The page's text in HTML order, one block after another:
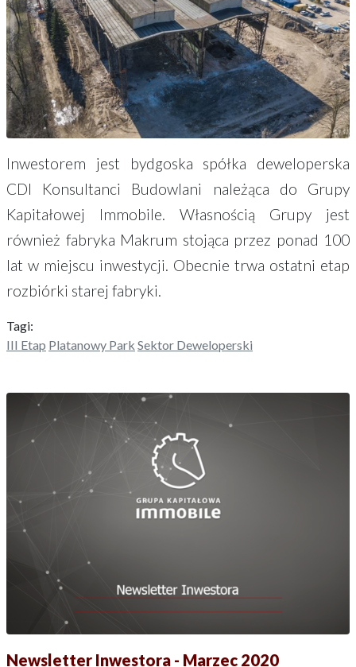
Inwestorem jest bydgoska spółka deweloperska
CDI Konsultanci Budowlani należąca do Grupy
Kapitałowej Immobile. Własnością Grupy jest
również fabryka Makrum stojąca przez ponad 100
lat w miejscu inwestycji. Obecnie trwa ostatni etap
rozbiórki starej fabryki.
Tagi:
III Etap Platanowy Park Sektor Deweloperski
Newsletter Inwestora - Marzec 2020